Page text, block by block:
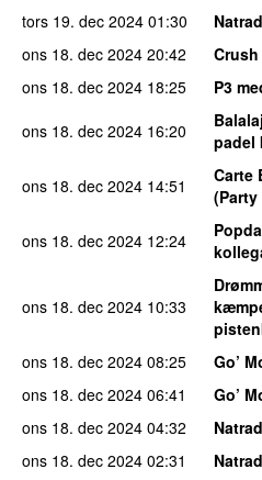
tors 19. dec 2024 01:30
ons 18. dec 2024 20:42
Crush
ons 18. dec 2024 18:25
P3
ons 18. dec 2024 16:20
padel
ons 18. dec 2024 14:51 Carte
(Party
ons 18. dec 2024 12:24
ons 18. dec 2024 10:33
ons 18. dec 2024 08:25
Go’
ons 18. dec 2024 06:41
Go’
ons 18. dec 2024 04:32
ons 18. dec 2024 02:31